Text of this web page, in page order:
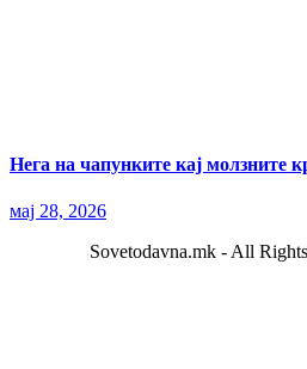
Нега на чапунките кај молзните
мај 28, 2026
Sovetodavna.mk - All